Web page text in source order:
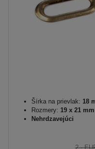
Šírka na prievlak: 18
Rozmery: 19 x 21 mm
Nehrdzavejúci
2,-